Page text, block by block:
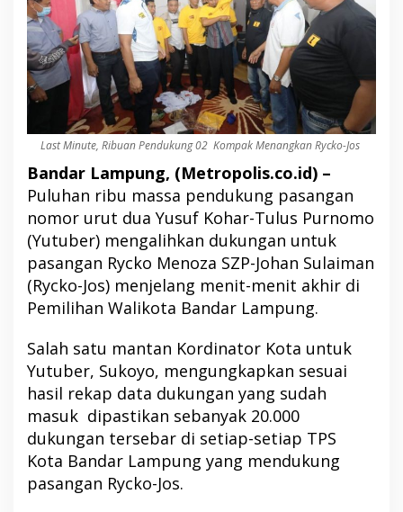
Last Minute, Ribuan Pendukung 02 Kompak Menangkan Rycko-Jos
Bandar Lampung, (Metropolis.co.id) –
Puluhan ribu massa pendukung pasangan
nomor urut dua Yusuf Kohar-Tulus Purnomo
(Yutuber) mengalihkan dukungan untuk
pasangan Rycko Menoza SZP-Johan Sulaiman
(Rycko-Jos) menjelang menit-menit akhir di
Pemilihan Walikota Bandar Lampung.
Salah satu mantan Kordinator Kota untuk
Yutuber, Sukoyo, mengungkapkan sesuai
hasil rekap data dukungan yang sudah
masuk dipastikan sebanyak 20.000
dukungan tersebar di setiap-setiap TPS
Kota Bandar Lampung yang mendukung
pasangan Rycko-Jos.